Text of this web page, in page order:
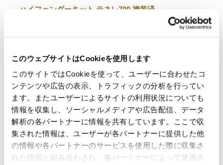
このウェブサイトはCookieを使用します
このサイトではCookieを使って、ユーザーに合わせたコ
ンテンツや広告の表示、トラフィックの分析を行ってい
ます。またユーザーによるサイトの利用状況についても
情報を収集し、ソーシャルメディアや広告配信、データ
解析の各パートナーに情報を共有しています。ここで収
集された情報は、ユーザーが各パートナーに提供した他
の情報や各パートナーのサービスを使用した際に収集さ
れた情報と組み合わされ、各パートナーによって使用さ
ハイフェンダーキット テネレ700 塗装済
このコンプリートキットを使用すると、三重の木の下
の高い位置にフェンダーを取り付けることができま
ることで、オフロードの状況に取り組むことができま
審美的な結果は素晴らしく、あなたのTènèrèの前面に
正義をもたらします!
キットには以下が含まれます：
- 塗装済みプラスチックのフロント フェンダー (オリジ
ナル カラーで利用可能)
- 黒アルマイトの Ergal 製ブレーキ システム ダイバー
ターを備えたマッドガード サポート
- 承認された金属編組ブレーキ ホース キット
- フォークガード用アルミホールカバープレート